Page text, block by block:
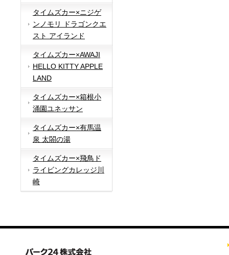
タイムズカー×ニジゲ
ンノモリ ドラゴンクエ
スト アイランド
タイムズカー×AWAJI
HELLO KITTY APPLE
LAND
タイムズカー×箱根小
涌園ユネッサン
タイムズカー×有馬温
泉 太閤の湯
タイムズカー×飛鳥ド
ライビングカレッジ川
崎